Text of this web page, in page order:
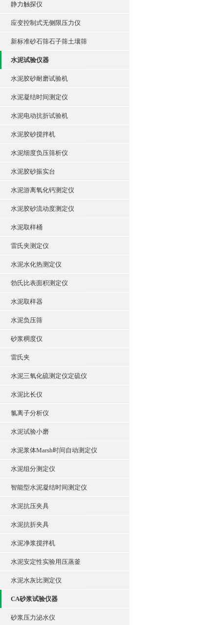
静力触探仪
应变控制式无侧限压力仪
新标准砂石筛石子筛土壤筛
水泥试验仪器
水泥胶砂耐磨试验机
水泥凝结时间测定仪
水泥电动抗折试验机
水泥胶砂搅拌机
水泥细度负压筛析仪
水泥胶砂振实台
水泥游离氧化钙测定仪
水泥胶砂流动度测定仪
水泥取样桶
雷氏夹测定仪
水泥水化热测定仪
勃氏比表面积测定仪
水泥取样器
水泥负压筛
砂浆稠度仪
雷氏夹
水泥三氧化硫测定仪定硫仪
水泥比长仪
氯离子分析仪
水泥试验小磨
水泥浆体Marsh时间自动测定仪
水泥组分测定仪
智能型水泥凝结时间测定仪
水泥抗压夹具
水泥抗折夹具
水泥净浆搅拌机
水泥安定性实验用压蒸釜
水泥水灰比测定仪
CA砂浆试验仪器
砂浆压力泌水仪